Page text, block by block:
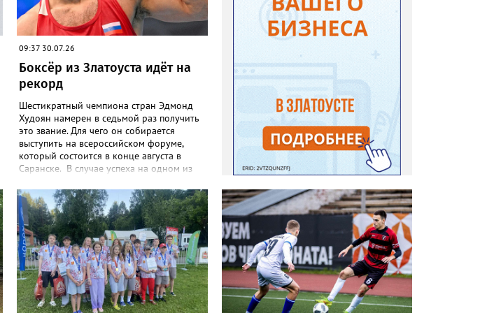
09:37 30.07.26
Боксёр из Златоуста идёт на
рекорд
Шестикратный чемпиона стран Эдмонд
Худоян намерен в седьмой раз получить
это звание. Для чего он собирается
выступить на всероссийском форуме,
который состоится в конце августа в
Саранске. В случае успеха на одном из
останется всего шаг до рекорда тренера
национальной сборной Андрея
Замкового, который восемь раз
становился чемпионом России. 3 августа
боксёрский турнир Спартакиады народов
России стартует в Челябинске. На ринг ДС
«Юность» выйдут как сильнейшие
мужчины, так и женщины — лидеры
национальной сборной. Они разыграют
13 комплектов наград.